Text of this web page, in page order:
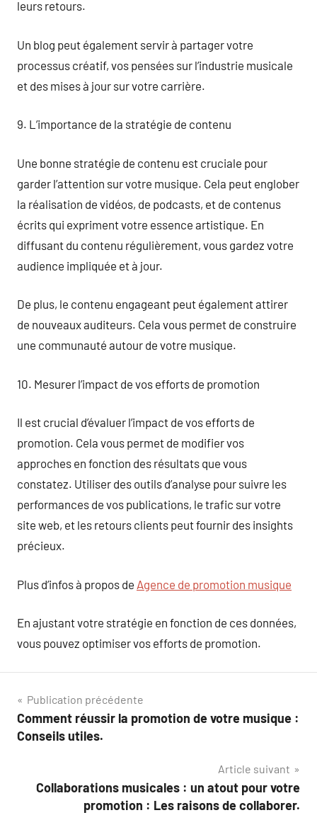
leurs retours.
Un blog peut également servir à partager votre
processus créatif, vos pensées sur l’industrie musicale
et des mises à jour sur votre carrière.
9. L’importance de la stratégie de contenu
Une bonne stratégie de contenu est cruciale pour
garder l’attention sur votre musique. Cela peut englober
la réalisation de vidéos, de podcasts, et de contenus
écrits qui expriment votre essence artistique. En
diffusant du contenu régulièrement, vous gardez votre
audience impliquée et à jour.
De plus, le contenu engageant peut également attirer
de nouveaux auditeurs. Cela vous permet de construire
une communauté autour de votre musique.
10. Mesurer l’impact de vos efforts de promotion
Il est crucial d’évaluer l’impact de vos efforts de
promotion. Cela vous permet de modifier vos
approches en fonction des résultats que vous
constatez. Utiliser des outils d’analyse pour suivre les
performances de vos publications, le trafic sur votre
site web, et les retours clients peut fournir des insights
précieux.
Plus d’infos à propos de Agence de promotion musique
En ajustant votre stratégie en fonction de ces données,
vous pouvez optimiser vos efforts de promotion.
Navigation
de
Publication précédente
Comment réussir la promotion de votre musique :
Conseils utiles.
Article suivant
Collaborations musicales : un atout pour votre
promotion : Les raisons de collaborer.